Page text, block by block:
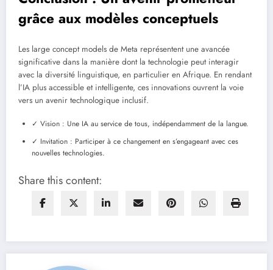
grâce aux modèles conceptuels
Les large concept models de Meta représentent une avancée
significative dans la manière dont la technologie peut interagir
avec la diversité linguistique, en particulier en Afrique. En rendant
l’IA plus accessible et intelligente, ces innovations ouvrent la voie
vers un avenir technologique inclusif.
✓ Vision : Une IA au service de tous, indépendamment de la langue.
✓ Invitation : Participer à ce changement en s’engageant avec ces
nouvelles technologies.
Share this content: